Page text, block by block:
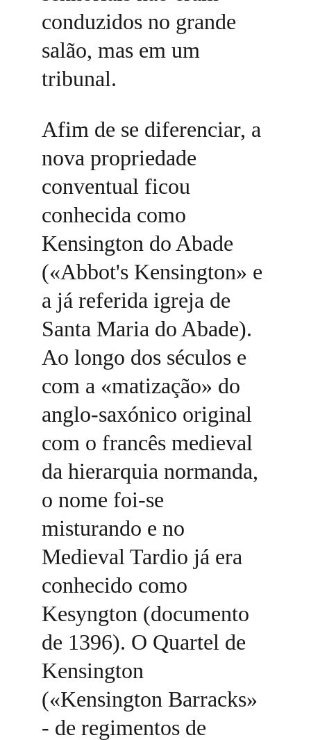
conduzidos no grande
salão, mas em um
tribunal.
Afim de se diferenciar, a
nova propriedade
conventual ficou
conhecida como
Kensington do Abade
(«Abbot's Kensington» e
a já referida igreja de
Santa Maria do Abade).
Ao longo dos séculos e
com a «matização» do
anglo-saxónico original
com o francês medieval
da hierarquia normanda,
o nome foi-se
misturando e no
Medieval Tardio já era
conhecido como
Kesyngton (documento
de 1396). O Quartel de
Kensington
(«Kensington Barracks»
- de regimentos de